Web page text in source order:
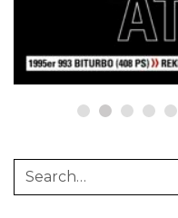
23. Juni 2025